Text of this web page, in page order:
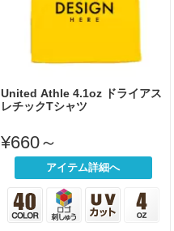
United Athle 4.1oz ドライアス
レチックTシャツ
¥660～
アイテム詳細へ